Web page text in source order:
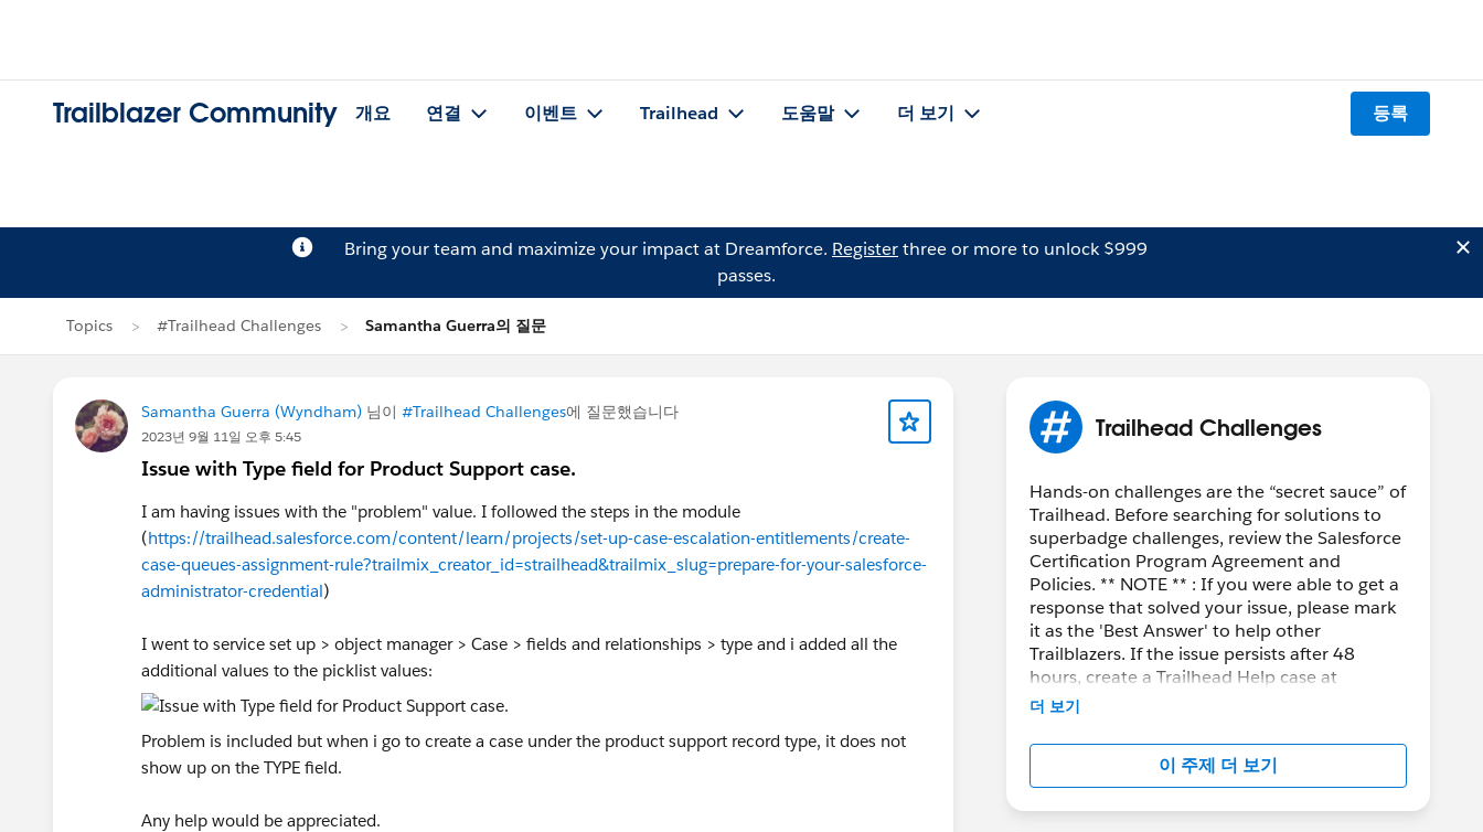
Trailblazer Community 개요 연결 이벤트 Trailhead 도움말 더 보기 등록
Bring your team and maximize your impact at Dreamforce. Registerthree or more to unlock $999
passes.
Topics #Trailhead Challenges Samantha Guerra의 질문
Samantha Guerra (Wyndham) 님이 #Trailhead Challenges에 질문했습니다
2023년 9월 11일 오후 5:45
Issue with Type field for Product Support case.
I am having issues with the "problem" value. I followed the steps in the module
(https://trailhead.salesforce.com/content/learn/projects/set-up-case-escalation-entitlements/create-
case-queues-assignment-rule?trailmix_creator_id=strailhead&trailmix_slug=prepare-for-your-salesforce-
administrator-credential)
I went to service set up > object manager > Case > fields and relationships > type and i added all the
additional values to the picklist values:
Problem is included but when i go to create a case under the product support record type, it does not
show up on the TYPE field.
Any help would be appreciated.
Trailhead Challenges
Hands-on challenges are the “secret sauce” of
Trailhead. Before searching for solutions to
superbadge challenges, review the Salesforce
Certification Program Agreement and
Policies. ** NOTE ** : If you were able to get a
response that solved your issue, please mark
it as the 'Best Answer' to help other
Trailblazers. If the issue persists after 48
hours, create a Trailhead Help case at
https://help.salesforce.com/s/support
더 보기
이 주제 더 보기